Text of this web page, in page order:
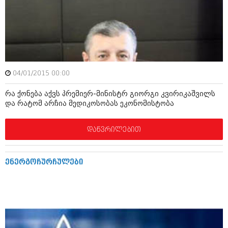
ნოემბერი 2015 (264)
ოქტომბერი 2015 (204)
სექტემბერი 2015 (215)
აგვისტო 2015 (286)
ივნისი 2015 (261)
აპრილი 2015 (208)
მარტი 2015 (365)
თებერვალი 2015 (286)
იანვარი 2015 (247)
დეკემბერი 2014 (342)
ოქტომბერი 2014 (292)
მაისი 2014 (313)
აპრილი 2014 (290)
04/01/2015 00:00
რა ქონება აქვს პრემიერ-მინისტრ გიორგი კვირიკაშვილს
და რატომ არჩია მედიკოსობას ეკონომისტობა
დაწვრილებით
ენერგოჩურჩულები